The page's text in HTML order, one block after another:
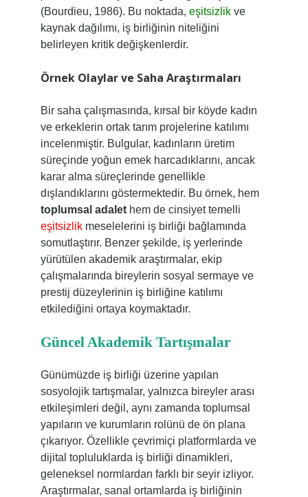
(Bourdieu, 1986). Bu noktada, eşitsizlikve
kaynak dağılımı, iş birliğinin niteliğini
belirleyen kritik değişkenlerdir.
Örnek Olaylar ve Saha Araştırmaları
Bir saha çalışmasında, kırsal bir köyde kadın
ve erkeklerin ortak tarım projelerine katılımı
incelenmiştir. Bulgular, kadınların üretim
süreçinde yoğun emek harcadıklarını, ancak
karar alma süreçlerinde genellikle
dışlandıklarını göstermektedir. Bu örnek, hem
toplumsal adalethem de cinsiyet temelli
eşitsizlikmeselelerini iş birliği bağlamında
somutlaştırır. Benzer şekilde, iş yerlerinde
yürütülen akademik araştırmalar, ekip
çalışmalarında bireylerin sosyal sermaye ve
prestij düzeylerinin iş birliğine katılımı
etkilediğini ortaya koymaktadır.
Güncel Akademik Tartışmalar
Günümüzde iş birliği üzerine yapılan
sosyolojik tartışmalar, yalnızca bireyler arası
etkileşimleri değil, aynı zamanda toplumsal
yapıların ve kurumların rolünü de ön plana
çıkarıyor. Özellikle çevrimiçi platformlarda ve
dijital topluluklarda iş birliği dinamikleri,
geleneksel normlardan farklı bir seyir izliyor.
Araştırmalar, sanal ortamlarda iş birliğinin